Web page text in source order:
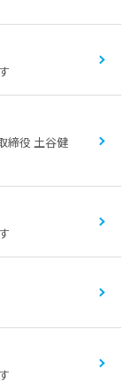
締役 土谷健